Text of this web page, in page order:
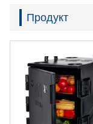
Продукт